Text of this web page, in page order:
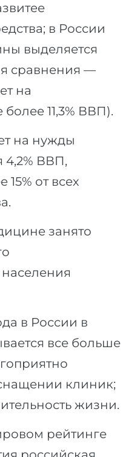
в России
выделяется
сравнения —
на
11,3% ВВП).
на нужды
4,2% ВВП,
15% от всех
занято
в России в
все больше
клиник;
жизни.
рейтинге